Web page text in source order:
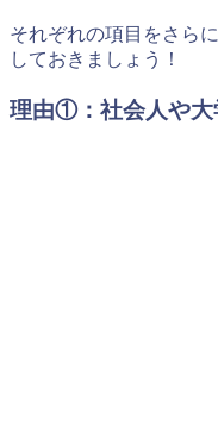
それぞれの項目をさら
しておきましょう！
理由①：社会人や大